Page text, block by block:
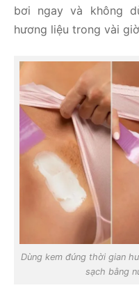
bơi ngay và không
hương liệu trong vài
Dùng kem đúng thời gian
sạch bằng